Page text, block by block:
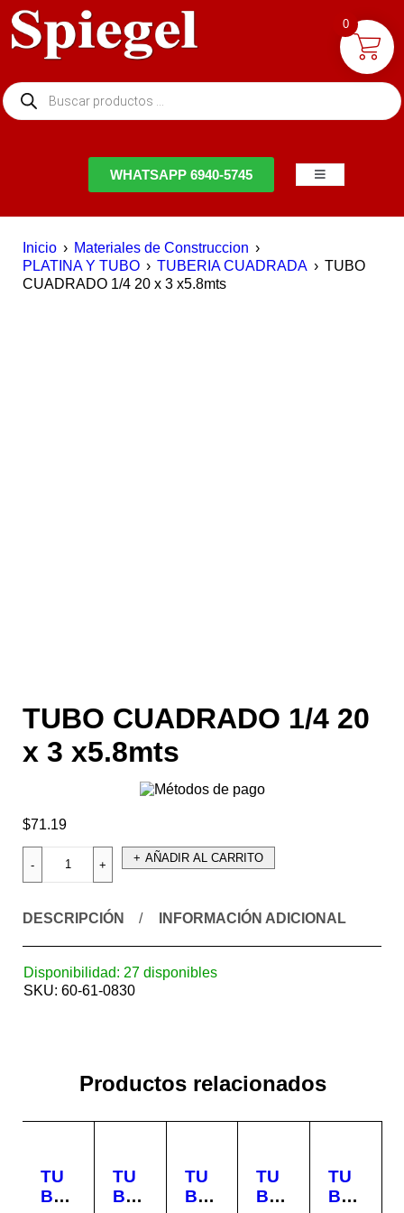
WHATSAPP 6940-5745
Inicio › Materiales de Construccion ›
PLATINA Y TUBO › TUBERIA CUADRADA › TUBO
CUADRADO 1/4 20 x 3 x5.8mts
TUBO CUADRADO 1/4 20
x 3 x5.8mts
$71.19
AÑADIR AL CARRITO
DESCRIPCIÓN INFORMACIÓN ADICIONAL
Disponibilidad: 27 disponibles
SKU: 60-61-0830
Productos relacionados
TU
BO
TU
BO
TU
BO
TU
BO
TU
BO
0